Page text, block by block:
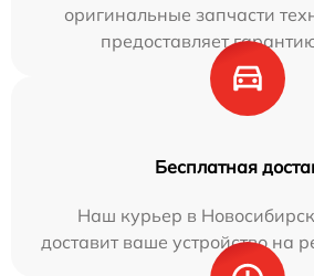
оригинальные запчасти
предоставляет
Бесплатная
Наш курьер в
доставит ваше устройство на